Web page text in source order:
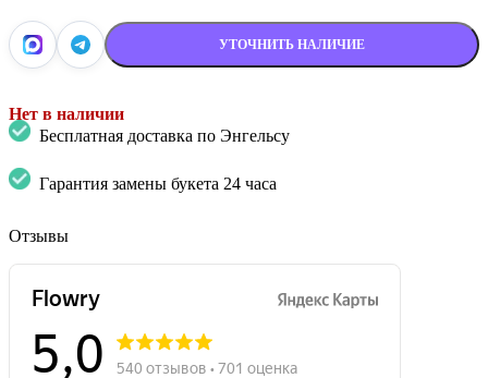
УТОЧНИТЬ НАЛИЧИЕ
Нет в наличии
Бесплатная доставка по Энгельсу
Гарантия замены букета 24 часа
Отзывы